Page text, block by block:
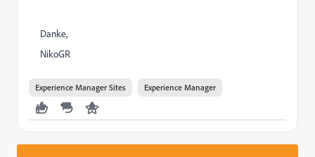
Danke,
NikoGR
Experience Manager Sites Experience Manager